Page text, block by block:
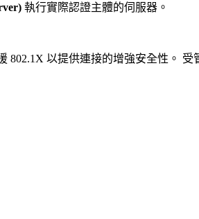
執行實際認證主體的伺服器。
802.1X 以提供連接的增強安全性。